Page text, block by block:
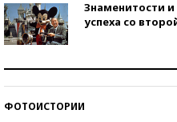
Знаменитости
успеха со
ФОТОИСТОРИИ